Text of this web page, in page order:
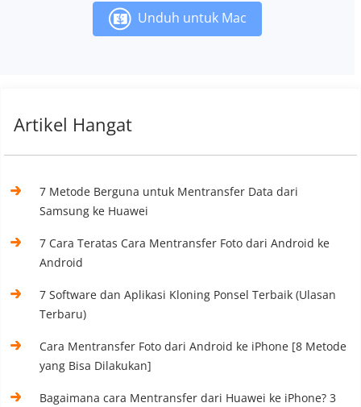
Unduh untuk Mac
Artikel Hangat
7 Metode Berguna untuk Mentransfer Data dari
Samsung ke Huawei
7 Cara Teratas Cara Mentransfer Foto dari Android ke
Android
7 Software dan Aplikasi Kloning Ponsel Terbaik (Ulasan
Terbaru)
Cara Mentransfer Foto dari Android ke iPhone [8 Metode
yang Bisa Dilakukan]
Bagaimana cara Mentransfer dari Huawei ke iPhone? 3